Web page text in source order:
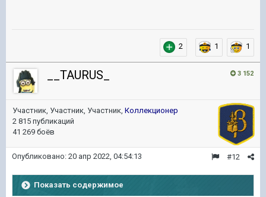
2 1 1
3 152
__TAURUS_
Участник, Участник, Участник, Коллекционер
2 815 публикаций
41 269 боёв
#12
Опубликовано: 20 апр 2022, 04:54:13
Показать содержимое